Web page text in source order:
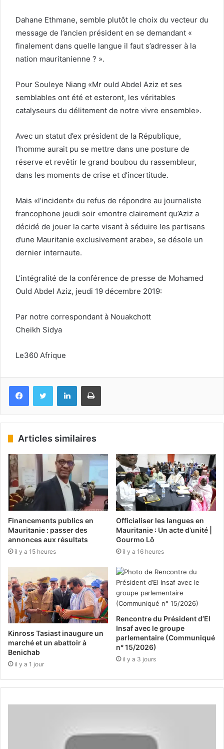
Dahane Ethmane, semble plutôt le choix du vecteur du
message de l’ancien président en se demandant «
finalement dans quelle langue il faut s’adresser à la
nation mauritanienne ? ».
Pour Souleye Niang «Mr ould Abdel Aziz et ses
semblables ont été et esteront, les véritables
catalyseurs du délitement de notre vivre ensemble».
Avec un statut d’ex président de la République,
l’homme aurait pu se mettre dans une posture de
réserve et revêtir le grand boubou du rassembleur,
dans les moments de crise et d’incertitude.
Mais «l’incident» du refus de répondre au journaliste
francophone jeudi soir «montre clairement qu’Aziz a
décidé de jouer la carte visant à séduire les partisans
d’une Mauritanie exclusivement arabe», se désole un
dernier internaute.
L’intégralité de la conférence de presse de Mohamed
Ould Abdel Aziz, jeudi 19 décembre 2019:
Par notre correspondant à Nouakchott
Cheikh Sidya
Le360 Afrique
FacebookTwitter LinkedinImprimer
Articles similaires
Financements publics en
Mauritanie : passer des
annonces aux résultats
il y a 15 heures
Officialiser les langues en
Mauritanie : Un acte d’unité |
Gourmo Lô
il y a 16 heures
Kinross Tasiast inaugure un
marché et un abattoir à
Benichab
il y a 1 jour
Rencontre du Président d’El
Insaf avec le groupe
parlementaire (Communiqué
n° 15/2026)
il y a 3 jours